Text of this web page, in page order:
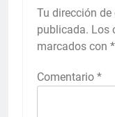
Tu dirección de
publicada. Los
marcados con *
Comentario *